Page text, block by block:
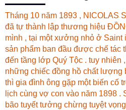
Tháng 10 năm 1893 , NICOLAS
đã tự thành lập thương hiệu
mình , tại một xưởng nhỏ ở
sản phẩm ban đầu được chế tác
đến tầng lớp Quý Tộc . tuy nhiên
những chiếc đồng hồ chất lượng
thì gia đình ông gặp một biến cố
lịch cùng vợ con vào năm 1898 .
bão tuyết tưởng chừng tuyệt